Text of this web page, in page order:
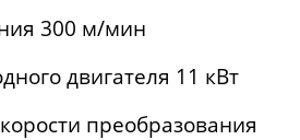
300 м/мин
двигателя 11 кВт
преобразования